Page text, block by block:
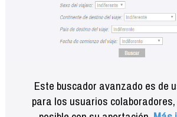
Este buscador avanzado es de
para los usuarios